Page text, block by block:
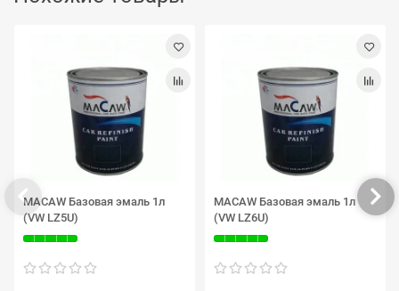
MACAW Базовая эмаль 1л
(VW LZ5U)
MACAW Базовая эмаль 1л
(VW LZ6U)